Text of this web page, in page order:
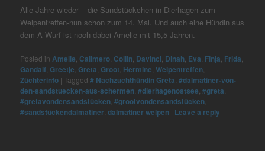
Alle Jahre wieder – die Sandstückchen in Dierhagen zum
Welpentreffen-nun schon zum 14. Mal. Und auch eine Hündin aus
dem A-Wurf ist noch dabei-Amelie mit 15,5 Jahren.
Posted in Amelie ,Calimero ,Collin Davinci Dinah Eva Finja Frida
Gandalf ,Greetje ,Greta ,Groot Hermine ,Welpentreffen
Züchterinfo |Tagged # Nachzuchthündin Greta ,#dalmatiner-von-
den-sandstuecken-aus-schermen ,#dierhagenostsee ,#greta
#gretavondensandstücken ,#grootvondensandstücken
#sandstückendalmatiner ,dalmatiner welpen | Leave a reply